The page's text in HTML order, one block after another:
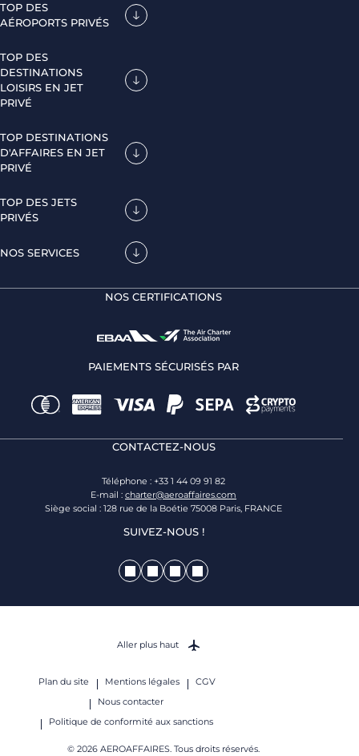
TOP DES
AÉROPORTS PRIVÉS
TOP DES
DESTINATIONS
LOISIRS EN JET
PRIVÉ
TOP DESTINATIONS
D'AFFAIRES EN JET
PRIVÉ
TOP DES JETS
PRIVÉS
NOS SERVICES
NOS CERTIFICATIONS
PAIEMENTS SÉCURISÉS PAR
CONTACTEZ-NOUS
Téléphone : +33 1 44 09 91 82
E-mail : charter@aeroaffaires.com
Siège social : 128 rue de la Boétie 75008 Paris, FRANCE
SUIVEZ-NOUS !
Plan du site Mentions légales
CGV
Nous contacter
Politique de conformité aux sanctions
© 2026 AEROAFFAIRES. Tous droits réservés.
Aller plus haut